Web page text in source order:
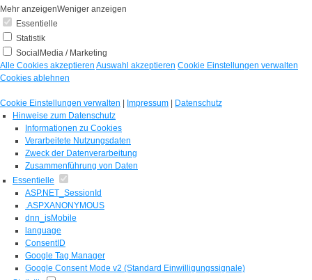
Mehr anzeigenWeniger anzeigen
Essentielle
Statistik
SocialMedia / Marketing
Alle Cookies akzeptieren Auswahl akzeptieren Cookie Einstellungen verwalten
Cookies ablehnen
Cookie Einstellungen verwalten | Impressum | Datenschutz
Hinweise zum Datenschutz
Informationen zu Cookies
Verarbeitete Nutzungsdaten
Zweck der Datenverarbeitung
Zusammenführung von Daten
Essentielle
ASP.NET_SessionId
.ASPXANONYMOUS
dnn_isMobile
language
ConsentID
Google Tag Manager
Google Consent Mode v2 (Standard Einwilligungssignale)